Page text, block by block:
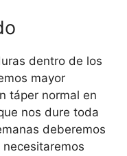
dentro de los
mayor
táper normal en
nos dure toda
deberemos